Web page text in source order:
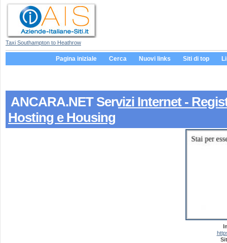
Taxi Southampton to Heathrow
Pagina iniziale Cerca Nuovi links Siti di top
ANCARA.NET Servizi Internet -
Hosting e Housing